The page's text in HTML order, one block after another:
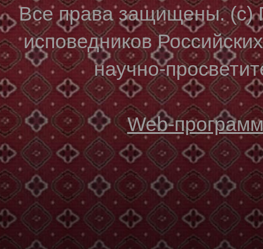
Все права защищены. (с)
исповедников
научно-
Web-